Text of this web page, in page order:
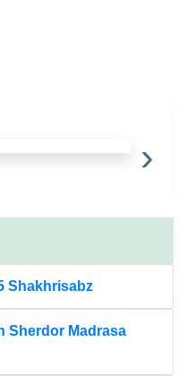
›
Shakhrisabz
Sherdor Madrasa